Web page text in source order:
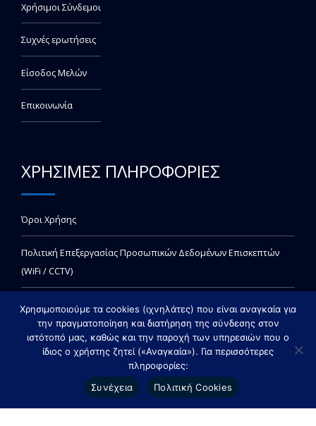
Χρήσιμοι Σύνδεμοι
Συχνές ερωτήσεις
Είσοδος Μελών
Επικοινωνία
ΧΡΗΣΙΜΕΣ ΠΛΗΡΟΦΟΡΙΕΣ
Όροι Χρήσης
Πολιτική Επεξεργασίας Προσωπικών Δεδομένων Επισκεπτών
(WiFi / CCTV)
Copyright © 2021 invitrolabs - All rights reserved. Created by Vrisko.gr
Χρησιμοποιούμε τα cookies (ιχνηλάτες) που είναι αναγκαία για
την πραγματοποίηση και διατήρηση της σύνδεσης στον
ιστότοπό μας, καθώς και την παροχή των υπηρεσιών που ο
ίδιος ο χρήστης ζητεί («Αναγκαία»). Για περισσότερες
πληροφορίες:
Συνέχεια
Πολιτική Cookies